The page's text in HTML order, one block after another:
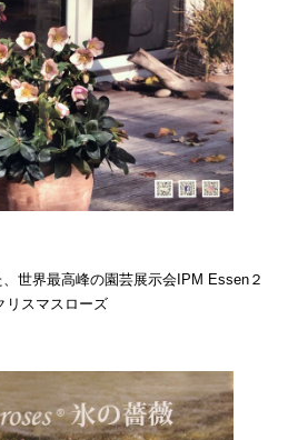
世界最高峰の園芸展示会IPM Essen２
リスマスローズ